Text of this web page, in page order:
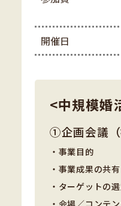
開催日
<中規模婚
①企画会議
・事業目的
・事業成果の共有
・ターゲットの
・会場／コンテ